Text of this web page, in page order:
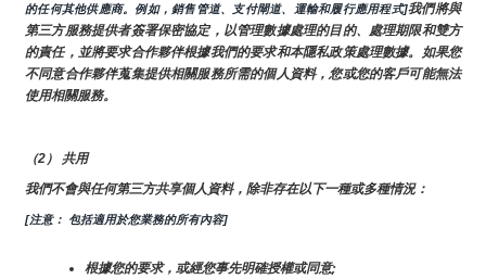
的任何其他供應商。例如，銷售管道、支付閘道、運輸和履行應用程式]我們將與
第三方服務提供者簽署保密協定，以管理數據處理的目的、處理期限和雙方
的責任，並將要求合作夥伴根據我們的要求和本隱私政策處理數據。如果您
不同意合作夥伴蒐集提供相關服務所需的個人資料，您或您的客戶可能無法
使用相關服務。
（2） 共用
我們不會與任何第三方共享個人資料，除非存在以下一種或多種情況：
[注意： 包括適用於您業務的所有內容]
根據您的要求，或經您事先明確授權或同意;